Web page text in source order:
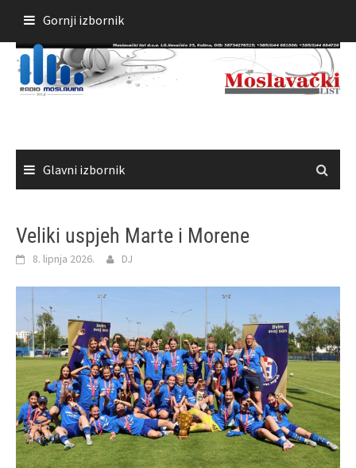
sadržaja
Gornji izbornik
Glavni izbornik
Veliki uspjeh Marte i Morene
8. lipnja 2026. DJ